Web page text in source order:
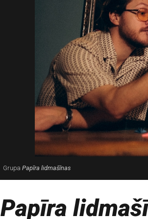
Grupa Papīra lidmašīnas
Papīra